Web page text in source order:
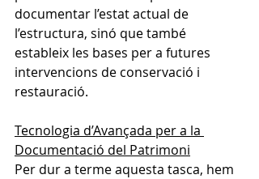
documentar l’estat actual de
l’estructura, sinó que també
estableix les bases per a futures
intervencions de conservació i
restauració.
Tecnologia d’Avançada per a la
Documentació del Patrimoni
Per dur a terme aquesta tasca, hem